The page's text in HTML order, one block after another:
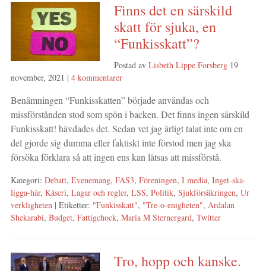
Finns det en särskild
skatt för sjuka, en
“Funkisskatt”?
Postad av Lisbeth Lippe Forsberg 19
november, 2021 | 4 kommentarer
Benämningen “Funkisskatten” började användas och
missförstånden stod som spön i backen. Det finns ingen särskild
Funkisskatt! hävdades det. Sedan vet jag ärligt talat inte om en
del gjorde sig dumma eller faktiskt inte förstod men jag ska
försöka förklara så att ingen ens kan låtsas att missförstå.
Kategori: Debatt, Evenemang, FAS3, Föreningen, I media, Inget-ska-
ligga-här, Kåseri, Lagar och regler, LSS, Politik, Sjukförsäkringen, Ur
verkligheten | Etiketter: "Funkisskatt", "Tre-o-enigheten", Ardalan
Shekarabi, Budget, Fattigchock, Maria M Sternergard, Twitter
Tro, hopp och kanske.